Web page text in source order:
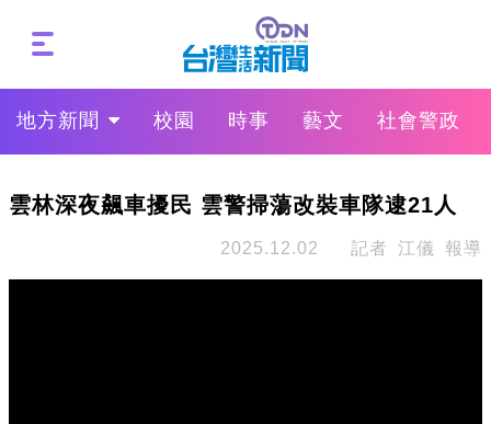
地方新聞 校園 時事 藝文 社會警政
雲林深夜飆車擾民 雲警掃蕩改裝車隊逮21人
2025.12.02 記者 江儀 報導